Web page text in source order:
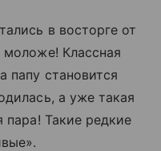
в восторге от
Классная
папу становится
а уже такая
пара! Такие редкие